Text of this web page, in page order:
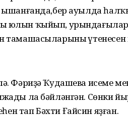
ышанғанда,бер ауылда
юлын ҡыйып, урындағылар
тамашасыларының
Фәриҙә Ҡудашева исеме
ла бәйләнгән. Сөнки
тап Бәхти Ғайсин яҙған.